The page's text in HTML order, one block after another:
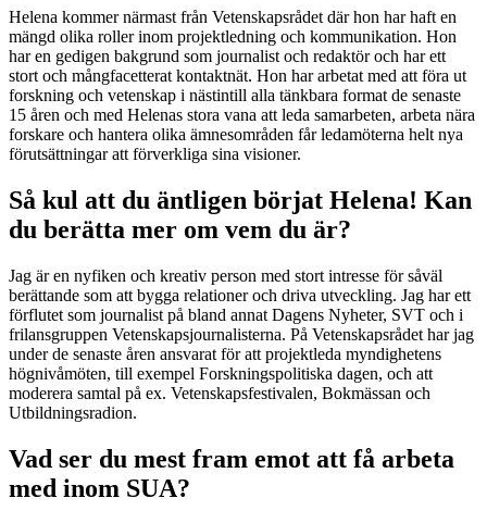
Helena kommer närmast från Vetenskapsrådet där hon har haft en
mängd olika roller inom projektledning och kommunikation. Hon
har en gedigen bakgrund som journalist och redaktör och har ett
stort och mångfacetterat kontaktnät. Hon har arbetat med att föra ut
forskning och vetenskap i nästintill alla tänkbara format de senaste
15 åren och med Helenas stora vana att leda samarbeten, arbeta nära
forskare och hantera olika ämnesområden får ledamöterna helt nya
förutsättningar att förverkliga sina visioner.
Så kul att du äntligen börjat Helena! Kan
du berätta mer om vem du är?
Jag är en nyfiken och kreativ person med stort intresse för såväl
berättande som att bygga relationer och driva utveckling. Jag har ett
förflutet som journalist på bland annat Dagens Nyheter, SVT och i
frilansgruppen Vetenskapsjournalisterna. På Vetenskapsrådet har jag
under de senaste åren ansvarat för att projektleda myndighetens
högnivåmöten, till exempel Forskningspolitiska dagen, och att
moderera samtal på ex. Vetenskapsfestivalen, Bokmässan och
Utbildningsradion.
Vad ser du mest fram emot att få arbeta
med inom SUA?